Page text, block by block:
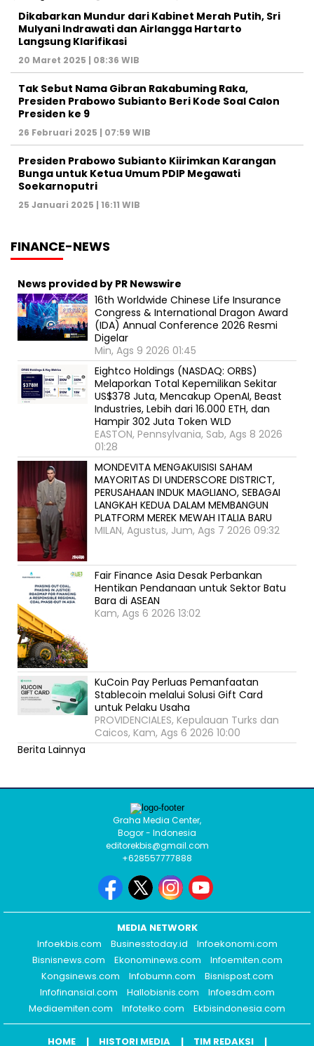
Dikabarkan Mundur dari Kabinet Merah Putih, Sri
Mulyani Indrawati dan Airlangga Hartarto
Langsung Klarifikasi
20 Maret 2025 | 08:36 WIB
Tak Sebut Nama Gibran Rakabuming Raka,
Presiden Prabowo Subianto Beri Kode Soal Calon
Presiden ke 9
26 Februari 2025 | 07:59 WIB
Presiden Prabowo Subianto Kiirimkan Karangan
Bunga untuk Ketua Umum PDIP Megawati
Soekarnoputri
25 Januari 2025 | 16:11 WIB
FINANCE-NEWS
News provided by PR Newswire
16th Worldwide Chinese Life Insurance
Congress & International Dragon Award
(IDA) Annual Conference 2026 Resmi
Digelar
Min, Ags 9 2026 01:45
Eightco Holdings (NASDAQ: ORBS)
Melaporkan Total Kepemilikan Sekitar
US$378 Juta, Mencakup OpenAI, Beast
Industries, Lebih dari 16.000 ETH, dan
Hampir 302 Juta Token WLD
EASTON, Pennsylvania, Sab, Ags 8 2026
01:28
MONDEVITA MENGAKUISISI SAHAM
MAYORITAS DI UNDERSCORE DISTRICT,
PERUSAHAAN INDUK MAGLIANO, SEBAGAI
LANGKAH KEDUA DALAM MEMBANGUN
PLATFORM MEREK MEWAH ITALIA BARU
MILAN, Agustus, Jum, Ags 7 2026 09:32
Fair Finance Asia Desak Perbankan
Hentikan Pendanaan untuk Sektor Batu
Bara di ASEAN
Kam, Ags 6 2026 13:02
KuCoin Pay Perluas Pemanfaatan
Stablecoin melalui Solusi Gift Card
untuk Pelaku Usaha
PROVIDENCIALES, Kepulauan Turks dan
Caicos, Kam, Ags 6 2026 10:00
Berita Lainnya
Graha Media Center,
Bogor - Indonesia
editorekbis@gmail.com
+628557777888
MEDIA NETWORK
Infoekbis.com
Businesstoday.id
Infoekonomi.com
Bisnisnews.com
Ekonominews.com
Infoemiten.com
Kongsinews.com
Infobumn.com
Bisnispost.com
Infofinansial.com
Hallobisnis.com
Infoesdm.com
Mediaemiten.com
Infotelko.com Ekbisindonesia.com
HOME HISTORI MEDIA TIM REDAKSI